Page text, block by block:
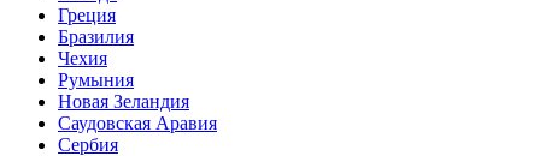
Греция
Бразилия
Чехия
Румыния
Новая Зеландия
Саудовская Аравия
Сербия